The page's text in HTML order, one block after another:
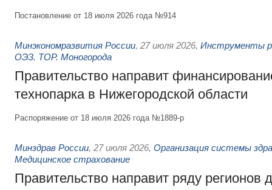
Постановление от 18 июля 2026 года №914
Минэкономразвития России, 27 июля 2026, Инструменты
ОЭЗ. ТОР. Моногорода
Правительство направит
технопарка в Нижегородской области
Распоряжение от 18 июля 2026 года №1889-р
Минздрав России, 27 июля 2026, Организация системы
Медицинское страхование
Правительство направит ряду регионов